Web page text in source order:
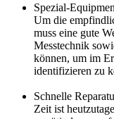
Spezial-
Um die
muss eine gute
Messtechnik
können, um im
identifizieren zu
Schnelle
Zeit ist